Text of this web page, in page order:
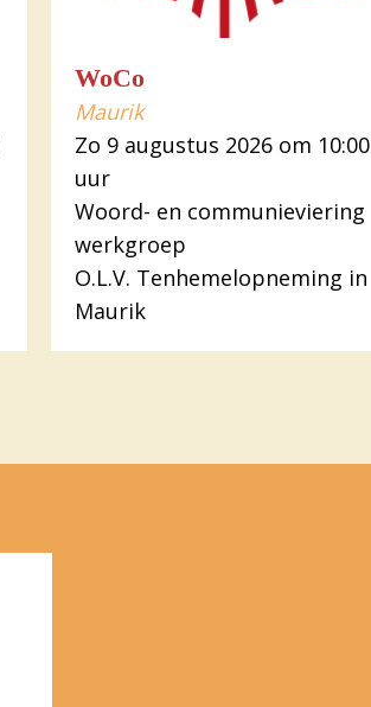
WoCo
Maurik
Zo 9 augustus 2026 om 10:00
uur
Woord- en communieviering
werkgroep
O.L.V. Tenhemelopneming in
Maurik